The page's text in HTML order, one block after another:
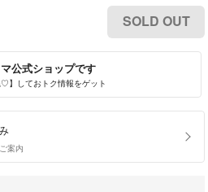
SOLD OUT
公式ショップです
】しておトク情報をゲット
案内